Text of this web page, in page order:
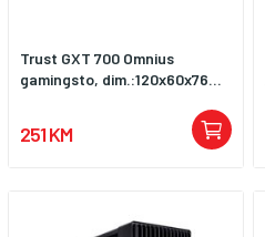
Trust GXT 700 Omnius
gamingsto, dim.:120x60x76...
251 KM